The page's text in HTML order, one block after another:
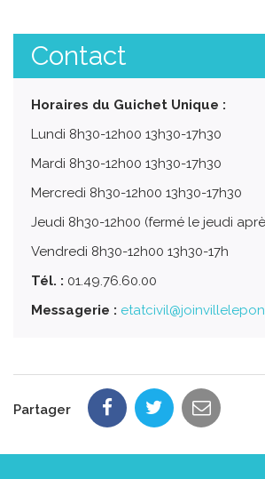
Contact
Horaires du Guichet Unique :
Lundi 8h30-12h00 13h30-17h30
Mardi 8h30-12h00 13h30-17h30
Mercredi 8h30-12h00 13h30-17h30
Jeudi 8h30-12h00 (fermé le jeudi
Vendredi 8h30-12h00 13h30-17h
Tél. : 01.49.76.60.00
Messagerie :
Partager